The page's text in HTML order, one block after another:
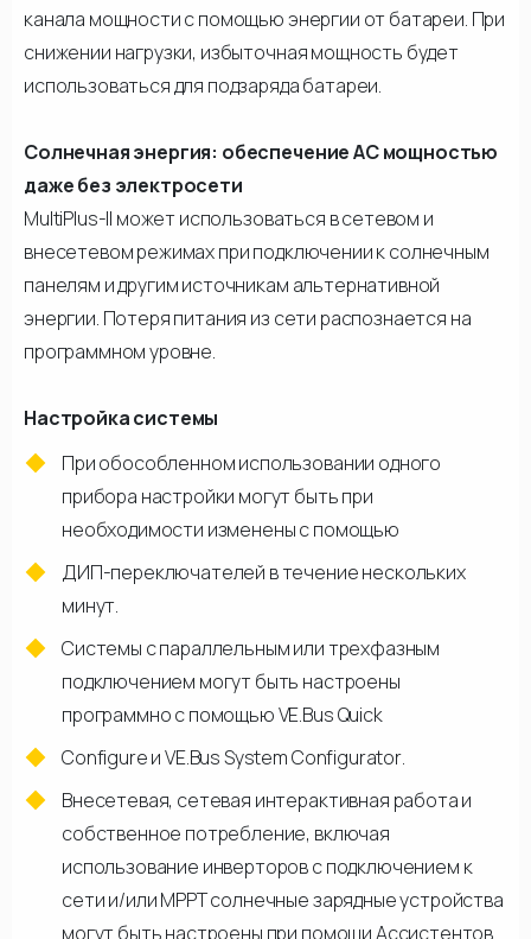
канала мощности с помощью энергии от батареи. При
снижении нагрузки, избыточная мощность будет
использоваться для подзаряда батареи.
Солнечная энергия: обеспечение АС мощностью
даже без электросети
MultiPlus-II может использоваться в сетевом и
внесетевом режимах при подключении к солнечным
панелям и другим источникам альтернативной
энергии. Потеря питания из сети распознается на
программном уровне.
Настройка системы
При обособленном использовании одного
прибора настройки могут быть при
необходимости изменены с помощью
ДИП-переключателей в течение нескольких
минут.
Системы с параллельным или трехфазным
подключением могут быть настроены
программно с помощью VE.Bus Quick
Configure и VE.Bus System Configurator.
Внесетевая, сетевая интерактивная работа и
собственное потребление, включая
использование инверторов с подключением к
сети и/или МРРТ солнечные зарядные устройства
могут быть настроены при помощи Ассистентов